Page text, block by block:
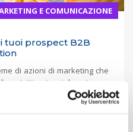
E COMUNICAZIONE
tuoi prospect B2B
di azioni di marketing che
contatti potenzialmente
LEGGI ARTICOLO